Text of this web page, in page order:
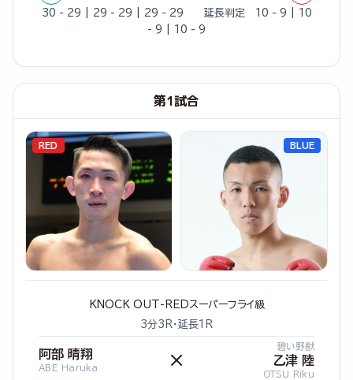
30 - 29 | 29 - 29 | 29 - 29 延長判定 10 - 9 | 10
- 9 | 10 - 9
第1試合
RED
KNOCK OUT-REDスーパーフライ級
3分3R・延長1R
阿部 晴翔
ABE Haruka ×
碧い野獣
乙津 陸
OTSU Riku
BLUE